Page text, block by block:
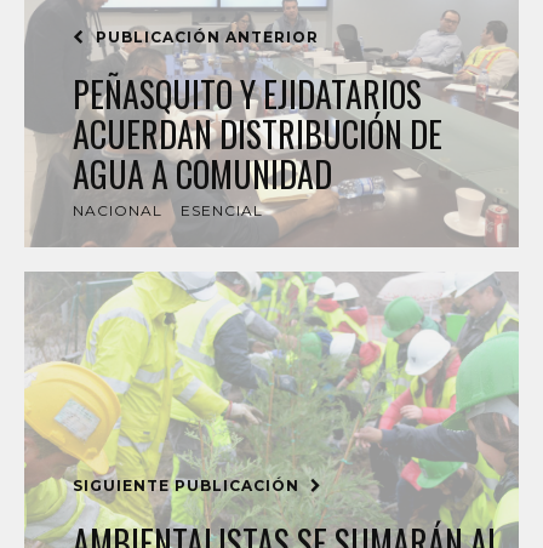
PUBLICACIÓN ANTERIOR
PEÑASQUITO Y EJIDATARIOS
ACUERDAN DISTRIBUCIÓN DE
AGUA A COMUNIDAD
NACIONAL ESENCIAL
SIGUIENTE PUBLICACIÓN